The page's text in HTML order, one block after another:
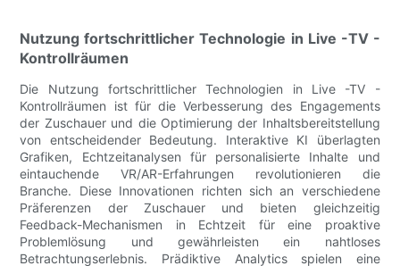
Nutzung fortschrittlicher Technologie in Live -TV -
Kontrollräumen
Die Nutzung fortschrittlicher Technologien in Live -TV -
Kontrollräumen ist für die Verbesserung des Engagements
der Zuschauer und die Optimierung der Inhaltsbereitstellung
von entscheidender Bedeutung. Interaktive KI überlagten
Grafiken, Echtzeitanalysen für personalisierte Inhalte und
eintauchende VR/AR-Erfahrungen revolutionieren die
Branche. Diese Innovationen richten sich an verschiedene
Präferenzen der Zuschauer und bieten gleichzeitig
Feedback-Mechanismen in Echtzeit für eine proaktive
Problemlösung und gewährleisten ein nahtloses
Betrachtungserlebnis. Prädiktive Analytics spielen eine